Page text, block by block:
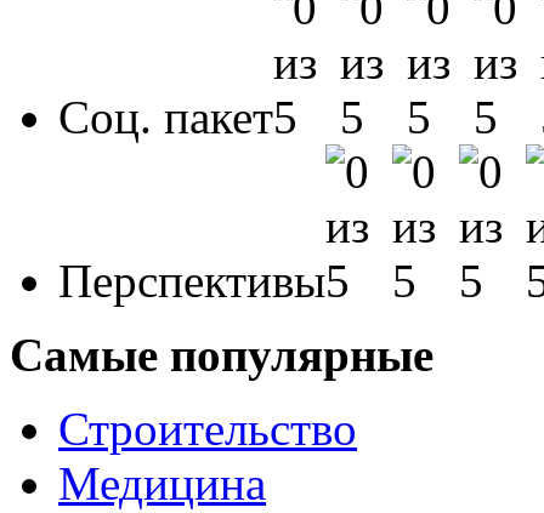
Соц. пакет
Перспективы
Самые популярные
Строительство
Медицина